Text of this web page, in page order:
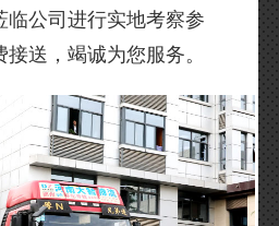
临公司进行实地考察参
送，竭诚为您服务。